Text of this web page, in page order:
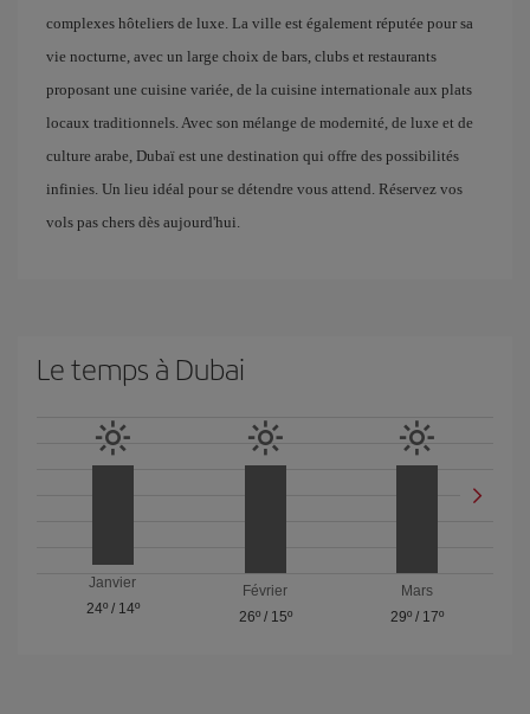
complexes hôteliers de luxe. La ville est également réputée pour sa
vie nocturne, avec un large choix de bars, clubs et restaurants
proposant une cuisine variée, de la cuisine internationale aux plats
locaux traditionnels. Avec son mélange de modernité, de luxe et de
culture arabe, Dubaï est une destination qui offre des possibilités
infinies. Un lieu idéal pour se détendre vous attend. Réservez vos
vols pas chers dès aujourd'hui.
Le temps à Dubai
Janvier
24º/ 14º
Février
26º/ 15º
Mars
29º / 17º